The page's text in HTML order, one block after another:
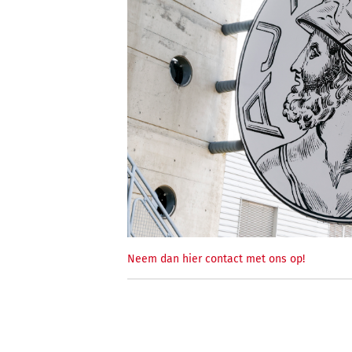
Neem dan hier contact met ons op!